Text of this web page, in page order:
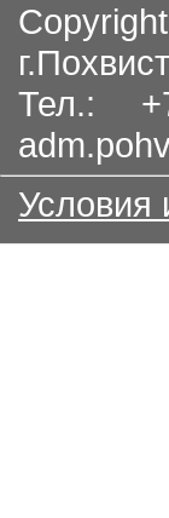
Тел.:
Условия